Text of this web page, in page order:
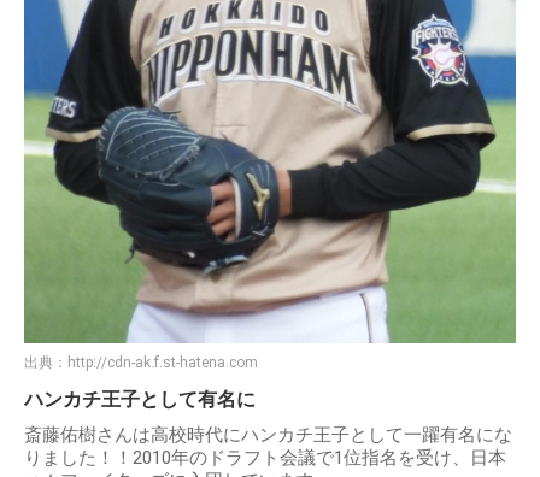
出典： http://cdn-ak.f.st-hatena.com
ハンカチ王子として有名に
斎藤佑樹さんは高校時代にハンカチ王子として一躍有名にな
りました！！2010年のドラフト会議で1位指名を受け、日本